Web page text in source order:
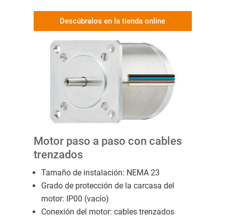
Descúbralos en la tienda online
Motor paso a paso con cables
trenzados
Tamaño de instalación: NEMA 23
Grado de protección de la carcasa del
motor: IP00 (vacío)
Conexión del motor: cables trenzados